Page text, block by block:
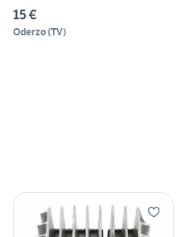
15 €
Oderzo(TV)